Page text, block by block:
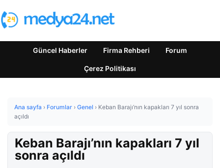
Güncel Haberler Firma Rehberi Forum
Çerez Politikası
Ana sayfa › Forumlar › Genel › Keban Barajı’nın kapakları 7 yıl sonra
açıldı
Keban Barajı’nın kapakları 7 yıl
sonra açıldı